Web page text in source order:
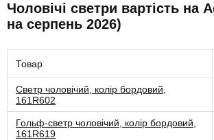
Чоловічі светри вартість на
на серпень 2026)
Товар
Светр чоловічий, колір бордовий,
161R602
Гольф-светр чоловічий, колір бордовий,
161R619